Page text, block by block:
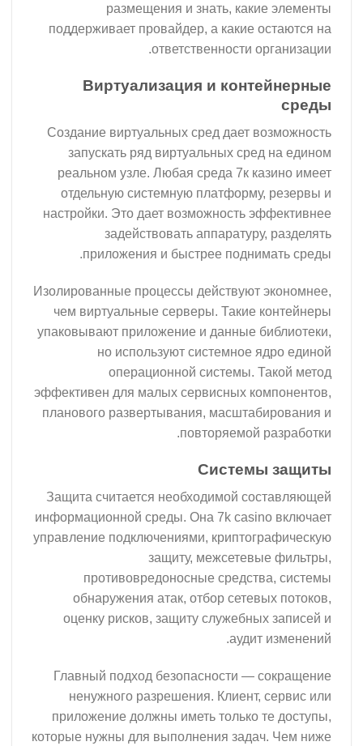
размещения и знать, какие элементы
поддерживает провайдер, а какие остаются на
ответственности организации.
Виртуализация и контейнерные
среды
Создание виртуальных сред дает возможность
запускать ряд виртуальных сред на едином
реальном узле. Любая среда 7к казино имеет
отдельную системную платформу, резервы и
настройки. Это дает возможность эффективнее
задействовать аппаратуру, разделять
приложения и быстрее поднимать среды.
Изолированные процессы действуют экономнее,
чем виртуальные серверы. Такие контейнеры
упаковывают приложение и данные библиотеки,
но используют системное ядро единой
операционной системы. Такой метод
эффективен для малых сервисных компонентов,
планового развертывания, масштабирования и
повторяемой разработки.
Системы защиты
Защита считается необходимой составляющей
информационной среды. Она 7k casino включает
управление подключениями, криптографическую
защиту, межсетевые фильтры,
противовредоносные средства, системы
обнаружения атак, отбор сетевых потоков,
оценку рисков, защиту служебных записей и
аудит изменений.
Главный подход безопасности — сокращение
ненужного разрешения. Клиент, сервис или
приложение должны иметь только те доступы,
которые нужны для выполнения задач. Чем ниже